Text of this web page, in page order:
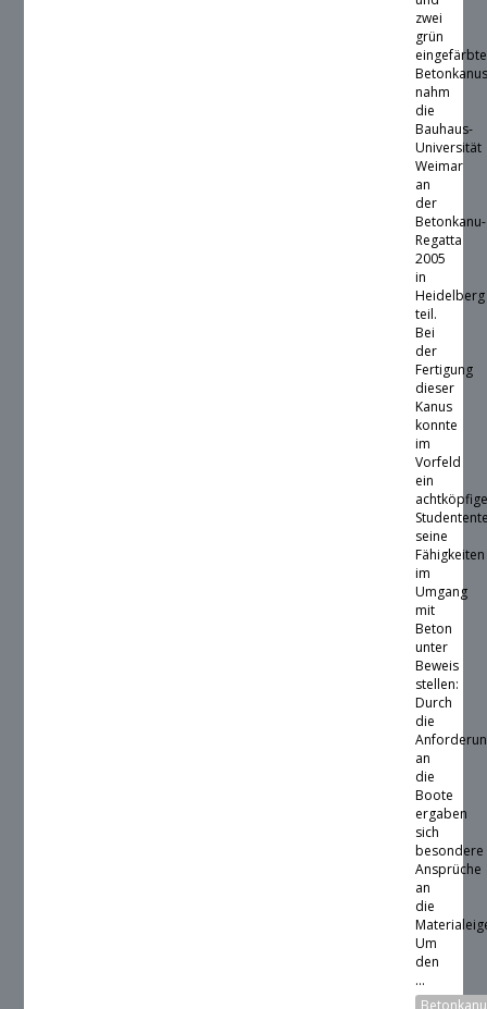
zwei
grün
nahm
die
Bauhaus-
Universität
Weimar
an
der
Betonkanu-
Regatta
2005
in
Heidelberg
teil.
Bei
der
Fertigung
dieser
Kanus
konnte
im
Vorfeld
ein
seine
Fähigkeiten
im
Umgang
mit
Beton
unter
Beweis
stellen:
Durch
die
an
die
Boote
ergaben
sich
besondere
Ansprüche
an
die
Um
den
...
Betonkanu